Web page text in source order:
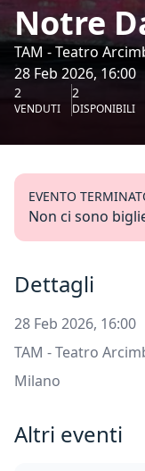
Notre
TAM - Teatro
28 Feb 2026, 16:00
2
VENDUTI
2
DISPONIBILI
EVENTO
Non ci sono
Dettagli
28 Feb 2026, 16:00
TAM - Teatro
Milano
Altri eventi